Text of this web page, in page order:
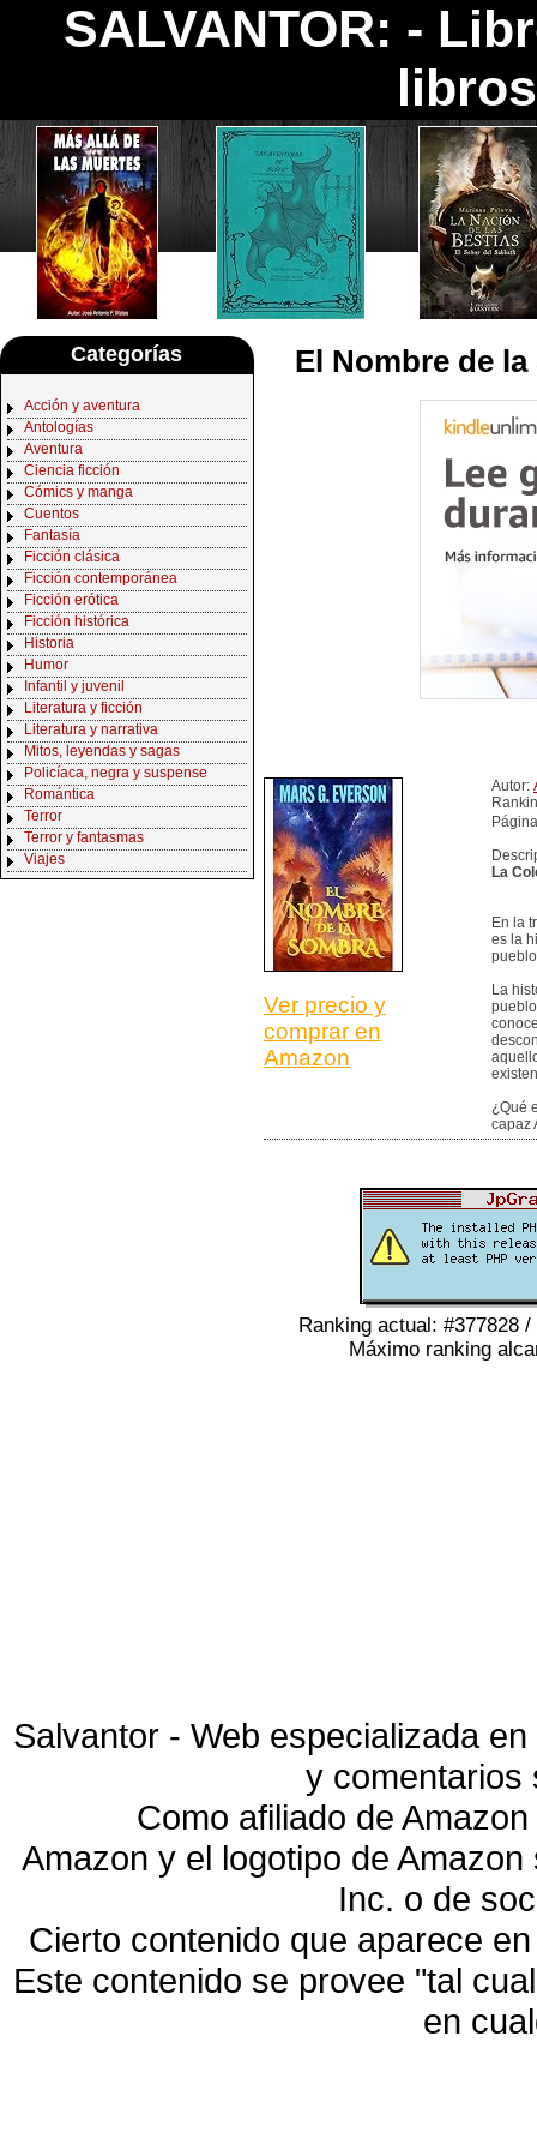
SALVANTOR: -
Categorías
Acción y aventura
Antologías
Aventura
Ciencia ficción
Cómics y manga
Cuentos
Fantasía
Ficción clásica
Ficción contemporánea
Ficción erótica
Ficción histórica
Historia
Humor
Infantil y juvenil
Literatura y ficción
Literatura y narrativa
Mitos, leyendas y sagas
Policíaca, negra y suspense
Romántica
Terror
Terror y fantasmas
Viajes
El Nombre de
Ver precio y
comprar en
Amazon
Autor:
La
En la
es la
La
¿Qué
capaz
Ranking actual: #377828
Máximo ranking
Salvantor - Web especializada
y
Como afiliado de
Amazon y el logotipo de
Inc. o de
Cierto contenido que aparece
Este contenido se provee "tal
en